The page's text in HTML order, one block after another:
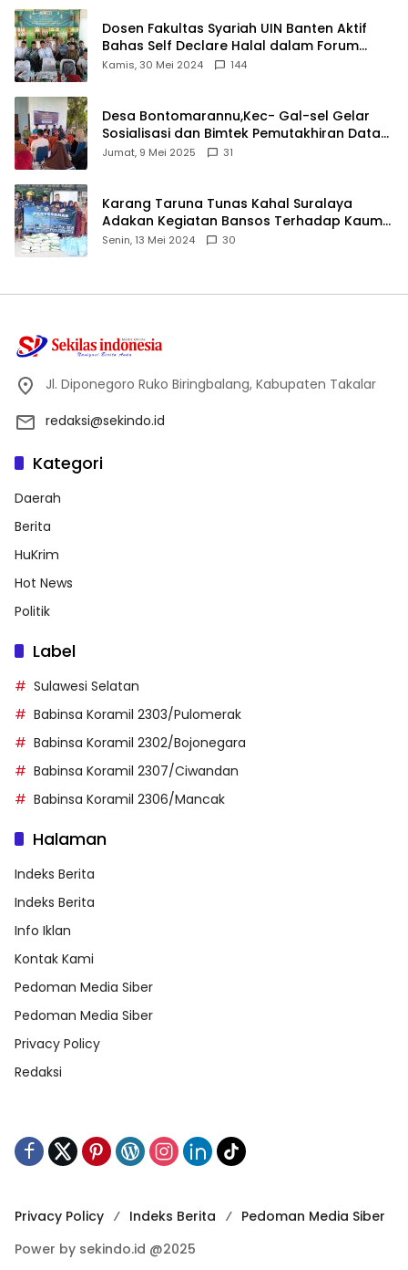
Dosen Fakultas Syariah UIN Banten Aktif
Bahas Self Declare Halal dalam Forum
Ijtima Ulama MUI
Kamis, 30 Mei 2024 144
Desa Bontomarannu,Kec- Gal-sel Gelar
Sosialisasi dan Bimtek Pemutakhiran Data
ID
Jumat, 9 Mei 2025 31
Karang Taruna Tunas Kahal Suralaya
Adakan Kegiatan Bansos Terhadap Kaum
Dhuafa dan Anak Yatim-Piatu
Senin, 13 Mei 2024 30
Jl. Diponegoro Ruko Biringbalang, Kabupaten Takalar
redaksi@sekindo.id
Kategori
Daerah
Berita
HuKrim
Hot News
Politik
Label
Sulawesi Selatan
Babinsa Koramil 2303/Pulomerak
Babinsa Koramil 2302/Bojonegara
Babinsa Koramil 2307/Ciwandan
Babinsa Koramil 2306/Mancak
Halaman
Indeks Berita
Indeks Berita
Info Iklan
Kontak Kami
Pedoman Media Siber
Pedoman Media Siber
Privacy Policy
Redaksi
Privacy Policy Indeks Berita
Pedoman Media Siber
Power by sekindo.id @2025